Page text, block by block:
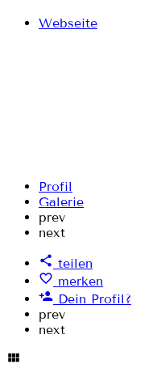
Webseite
Profil
Galerie
prev
next
teilen
merken
Dein Profil?
prev
next